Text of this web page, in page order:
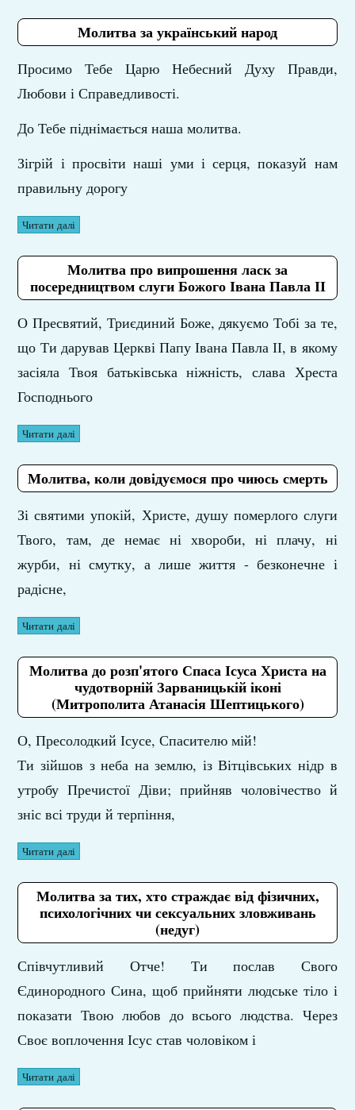
Молитва за український народ
Просимо Тебе Царю Небесний Духу Правди,
Любови і Справедливості.
До Тебе піднімається наша молитва.
Зігрій і просвіти наші уми і серця, показуй нам
правильну дорогу
Читати далі
Молитва про випрошення ласк за
посередництвом слуги Божого Івана Павла ІІ
О Пресвятий, Триєдиний Боже, дякуємо Тобі за те,
що Ти дарував Церкві Папу Івана Павла ІІ, в якому
засіяла Твоя батьківська ніжність, слава Хреста
Господнього
Читати далі
Молитва, коли довідуємося про чиюсь смерть
Зі святими упокій, Христе, душу померлого слуги
Твого, там, де немає ні хвороби, ні плачу, ні
журби, ні смутку, а лише життя - безконечне і
радісне,
Читати далі
Молитва до розп'ятого Спаса Ісуса Христа на
чудотворній Зарваницькій іконі
(Митрополита Атанасія Шептицького)
О, Пресолодкий Ісусе, Спасителю мій!
Ти зійшов з неба на землю, із Вітцівських нідр в
утробу Пречистої Діви; прийняв чоловічество й
зніс всі труди й терпіння,
Читати далі
Молитва за тих, хто страждає від фізичних,
психологічних чи сексуальних зловживань
(недуг)
Співчутливий Отче! Ти послав Свого
Єдинородного Сина, щоб прийняти людське тіло і
показати Твою любов до всього людства. Через
Своє воплочення Ісус став чоловіком і
Читати далі